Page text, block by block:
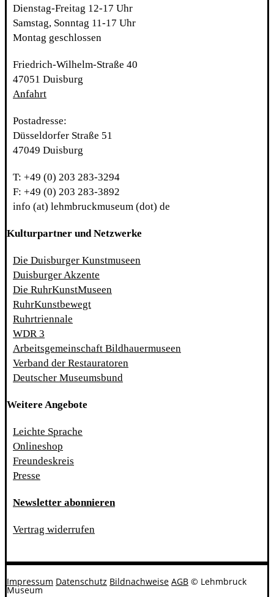
Dienstag-Freitag 12-17 Uhr
Samstag, Sonntag 11-17 Uhr
Montag geschlossen
Friedrich-Wilhelm-Straße 40
47051 Duisburg
Anfahrt
Postadresse:
Düsseldorfer Straße 51
47049 Duisburg
T: +49 (0) 203 283-3294
F: +49 (0) 203 283-3892
info (at) lehmbruckmuseum (dot) de
Kulturpartner und Netzwerke
Die Duisburger Kunstmuseen
Duisburger Akzente
Die RuhrKunstMuseen
RuhrKunstbewegt
Ruhrtriennale
WDR 3
Arbeitsgemeinschaft Bildhauermuseen
Verband der Restauratoren
Deutscher Museumsbund
Weitere Angebote
Leichte Sprache
Onlineshop
Freundeskreis
Presse
Newsletter abonnieren
Vertrag widerrufen
Impressum Datenschutz Bildnachweise AGB © Lehmbruck
Museum